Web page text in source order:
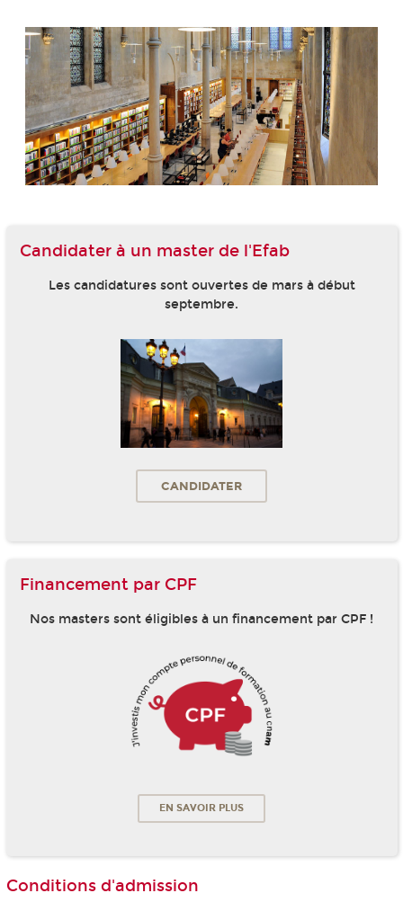
Candidater à un master de l'Efab
Les candidatures sont ouvertes de mars à début
septembre.
CANDIDATER
Financement par CPF
Nos masters sont éligibles à un financement par CPF !
EN SAVOIR PLUS
Conditions d'admission